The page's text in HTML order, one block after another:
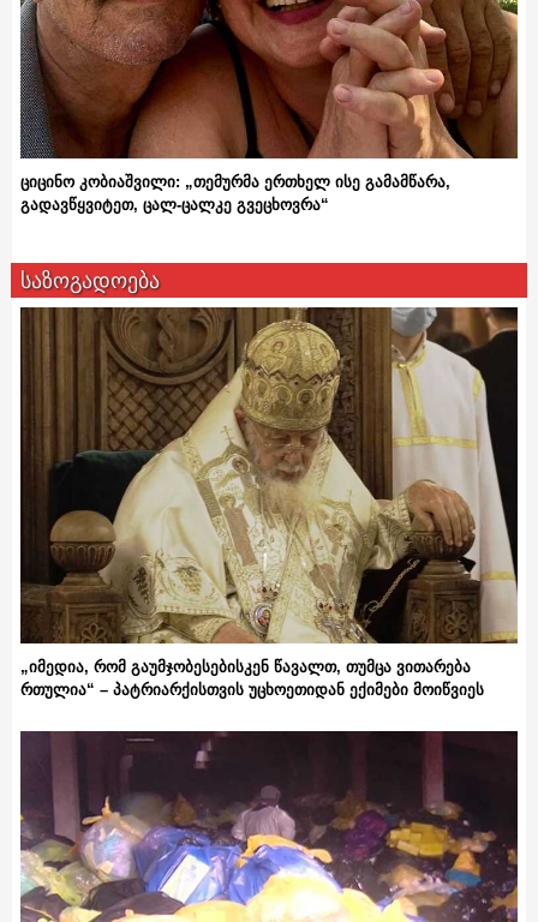
ციცინო კობიაშვილი: „თემურმა ერთხელ ისე გამამწარა,
გადავწყვიტეთ, ცალ-ცალკე გვეცხოვრა“
საზოგადოება
„იმედია, რომ გაუმჯობესებისკენ წავალთ, თუმცა ვითარება
რთულია“ – პატრიარქისთვის უცხოეთიდან ექიმები მოიწვიეს